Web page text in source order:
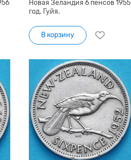
Новая Зеландия 6 пенсов 1955
год. Гуйя.
В корзину